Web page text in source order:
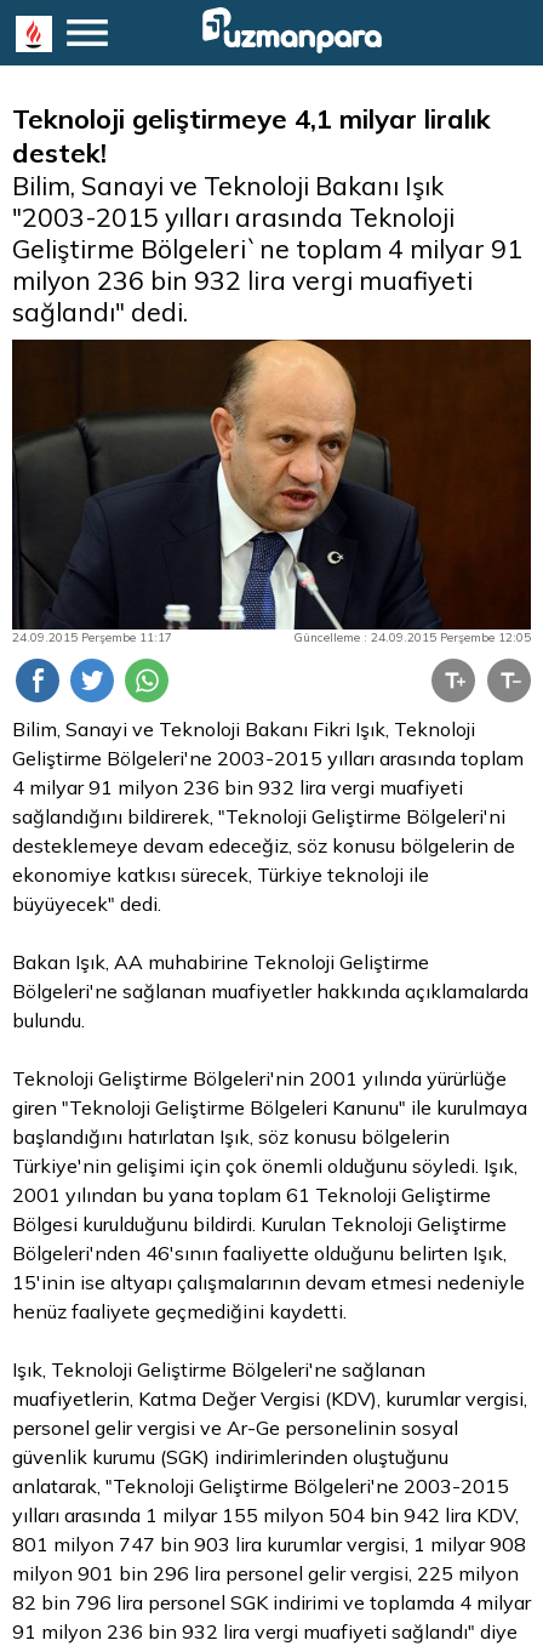
Teknoloji geliştirmeye 4,1 milyar liralık
destek!
Bilim, Sanayi ve Teknoloji Bakanı Işık
"2003-2015 yılları arasında Teknoloji
Geliştirme Bölgeleri`ne toplam 4 milyar 91
milyon 236 bin 932 lira vergi muafiyeti
sağlandı" dedi.
24.09.2015 Perşembe 11:17 Güncelleme : 24.09.2015 Perşembe 12:05
Bilim, Sanayi ve Teknoloji Bakanı Fikri Işık, Teknoloji
Geliştirme Bölgeleri'ne 2003-2015 yılları arasında toplam
4 milyar 91 milyon 236 bin 932 lira vergi muafiyeti
sağlandığını bildirerek, "Teknoloji Geliştirme Bölgeleri'ni
desteklemeye devam edeceğiz, söz konusu bölgelerin de
ekonomiye katkısı sürecek, Türkiye teknoloji ile
büyüyecek" dedi.
Bakan Işık, AA muhabirine Teknoloji Geliştirme
Bölgeleri'ne sağlanan muafiyetler hakkında açıklamalarda
bulundu.
Teknoloji Geliştirme Bölgeleri'nin 2001 yılında yürürlüğe
giren "Teknoloji Geliştirme Bölgeleri Kanunu" ile kurulmaya
başlandığını hatırlatan Işık, söz konusu bölgelerin
Türkiye'nin gelişimi için çok önemli olduğunu söyledi. Işık,
2001 yılından bu yana toplam 61 Teknoloji Geliştirme
Bölgesi kurulduğunu bildirdi. Kurulan Teknoloji Geliştirme
Bölgeleri'nden 46'sının faaliyette olduğunu belirten Işık,
15'inin ise altyapı çalışmalarının devam etmesi nedeniyle
henüz faaliyete geçmediğini kaydetti.
Işık, Teknoloji Geliştirme Bölgeleri'ne sağlanan
muafiyetlerin, Katma Değer Vergisi (KDV), kurumlar vergisi,
personel gelir vergisi ve Ar-Ge personelinin sosyal
güvenlik kurumu (SGK) indirimlerinden oluştuğunu
anlatarak, "Teknoloji Geliştirme Bölgeleri'ne 2003-2015
yılları arasında 1 milyar 155 milyon 504 bin 942 lira KDV,
801 milyon 747 bin 903 lira kurumlar vergisi, 1 milyar 908
milyon 901 bin 296 lira personel gelir vergisi, 225 milyon
82 bin 796 lira personel SGK indirimi ve toplamda 4 milyar
91 milyon 236 bin 932 lira vergi muafiyeti sağlandı" diye